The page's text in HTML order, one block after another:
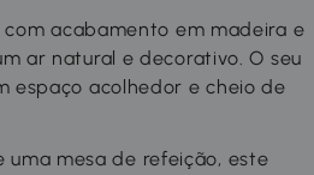
com acabamento em madeira e
ar natural e decorativo. O seu
espaço acolhedor e cheio de
uma mesa de refeição, este